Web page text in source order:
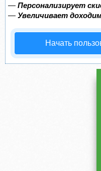
— Персонализирует
— Увеличивает
Начать